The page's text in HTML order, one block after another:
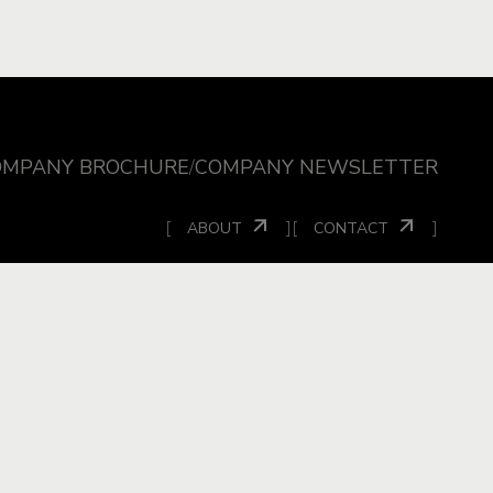
BROCHURE/COMPANY NEWSLETTER
[ ABOUT ][ CONTACT ]